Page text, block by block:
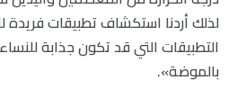
لذلك أردنا استكشاف تطبيقات فريدة
التطبيقات التي قد تكون جذابة
بالموضة».